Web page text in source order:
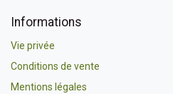
Informations
Vie privée
Conditions de vente
Mentions légales